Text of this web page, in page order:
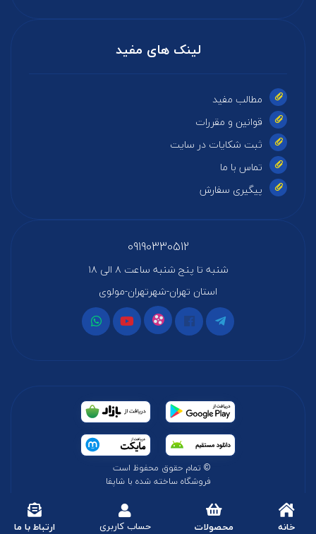
خانه محصولات حساب کاربری ارتباط با ما
لینک های مفید
مطالب مفید
قوانین و مقررات
ثبت شکایات در سایت
تماس با ما
پیگیری سفارش
09190330512
شنبه تا پنج شنبه ساعت ۸ الی ۱۸
استان تهران-شهرتهران-مولوی
© تمام حقوق محفوظ است
فروشگاه ساخته شده با شاپفا